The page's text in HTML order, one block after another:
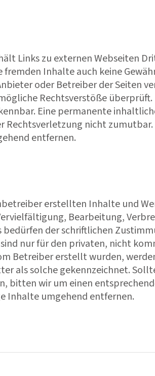
Links zu externen Webseiten
fremden Inhalte auch keine
oder Betreiber der Seiten
Rechtsverstöße
Eine permanente
Rechtsverletzung nicht
entfernen.
erstellten Inhalte und
Bearbeitung,
bedürfen der schriftlichen
sind nur für den privaten, nicht
Betreiber erstellt wurden,
als solche gekennzeichnet.
bitten wir um einen
Inhalte umgehend entfernen.